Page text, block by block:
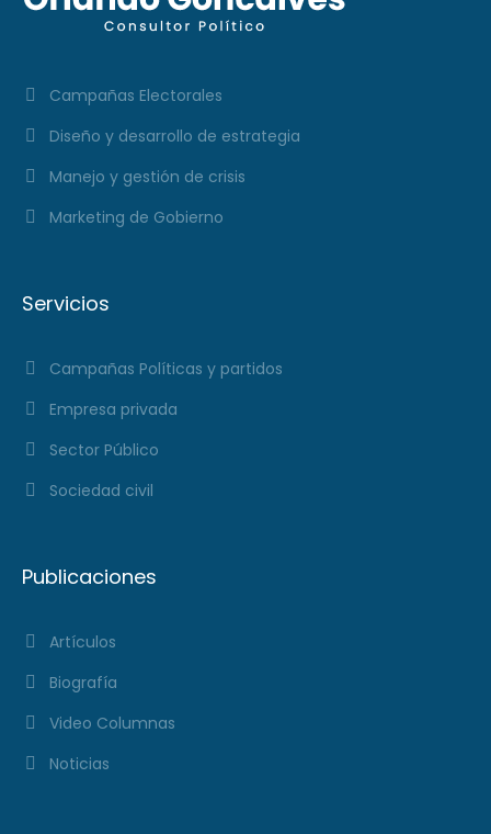
Campañas Electorales
Diseño y desarrollo de estrategia
Manejo y gestión de crisis
Marketing de Gobierno
Servicios
Campañas Políticas y partidos
Empresa privada
Sector Público
Sociedad civil
Publicaciones
Artículos
Biografía
Video Columnas
Noticias